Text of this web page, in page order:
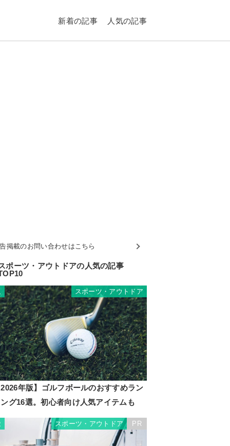
新着の記事 人気の記事
掲載のお問い合わせはこちら
ポーツ・アウトドアの人気の記事
スポーツ・アウトドア
年版】ゴルフボールのおすすめラン
グ16選。初心者向け人気アイテムも
スポーツ・アウトドア PR